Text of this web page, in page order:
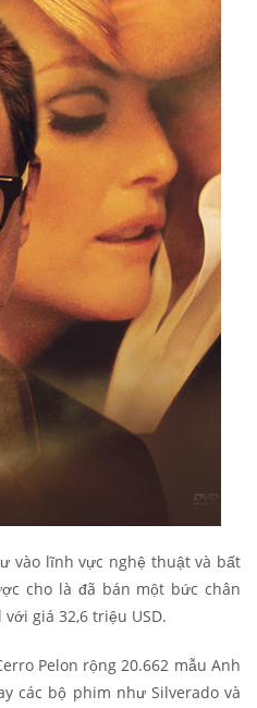
vào lĩnh vực nghệ thuật và bất
cho là đã bán một bức chân
giá 32,6 triệu USD.
Pelon rộng 20.662 mẫu Anh
các bộ phim như Silverado và